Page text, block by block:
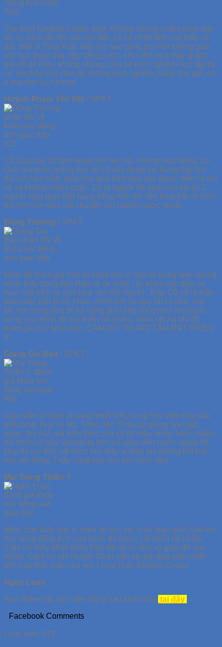
The best English Center ever. Không những chất lượng dạy
tốt, từ sách tài liệu mà còn đến cả sự nhiệt tình của thầy cô
đặc biệt là Thầy Kiệt, thầy lúc nào cũng tạo một không gian
lớp học thoải mái, đầy tiếng cười. Hơn thế nữa thầy giảng
bài rất dễ hiểu, không những chia sẻ kinh nghiệm học tập thi
cử mà thầy còn chia sẻ những kinh nghiệm sống quý giá. As
a teacher as a friend
Huỳnh Phạm Yến Nhi / SPKT
Cô Dao dạy rất tâm huyết với học trò, những hoạt động, trò
chơi trong lúc giảng dạy do cô xây dựng tạo hứng thú lớn
đối với học sinh, giúp cho quá trình dạy học được diễn ra với
vẻ và không nhàm chán. Cô là người đã giúp cho em từ 1
người ngại giao tiếp bằng tiếng Anh trở nên hoạt bát và thích
thú hơn với việc nói chuyện với người nước ngoài.
Đông Trường / SPKT
Mình đã tham gia một số khóa học ở một số trung tâm nhưng
mình thấy trung tâm Halo là ok nhất, các khóa học diễn ra
theo một trình tự phù hợp với mỗi người , thầy Cô rất là thân
thiện đặc biệt là cô Thảo, nhiệt tình và dạy rất có tâm. Sau
khi học trung tâm thì kỹ năng giao tiếp cũng như những từ
vựng của mình đã cải thiện rất nhiều, mình rất vui khi đã
tham gia các khóa học. CẢM ƠN TRUNG TÂM RẤT NHIỀU
!!!
Giang Gia Bảo / SPKT
Giáo viên ở Halo ai cũng nhiệt tình, cưng học viên nữa đặc
biệt là Mr. Huy và Ms. Thảo. Ms. Thảo có giọng nói ngọt
ngào, thu hút, mà kiến thức của cô thì siêu nhiều luôn, nhiều
lúc thích cô dạy Speaking hơn cả giáo viên nước ngoài Mr.
Huy thì vui tính, rất thích học thầy vì thầy tạo không khí lớp
học sôi động. Thầy cũng hay cho em sách nữa.
Mai Trang Thiên Ý
Mình cảm thấy học ở Halo rất vui, thú vị và hiệu quả. Sau khi
học xong tiếng Anh của mình đã được cải thiện rất nhiều.
Cảm ơn thầy Minh Hiếu Đào đã rất có tâm và giúp đỡ em
nhiều. Cảm ơn chị Huyền đã tư vấn và giải đẹp siêu nhiệt
tình mọi thắc mắc của em. I love Halo English Center
Ngọc Loan
Xem thêm các học viên nói gì sau khóa học tại đây
Facebook Comments
Lượt xem: 372